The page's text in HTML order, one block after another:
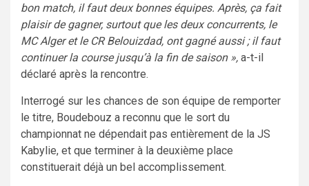
bon match, il faut deux bonnes équipes. Après, ça fait
plaisir de gagner, surtout que les deux concurrents, le
MC Alger et le CR Belouizdad, ont gagné aussi ; il faut
continuer la course jusqu’à la fin de saison », a-t-il
déclaré après la rencontre.
Interrogé sur les chances de son équipe de remporter
le titre, Boudebouz a reconnu que le sort du
championnat ne dépendait pas entièrement de la JS
Kabylie, et que terminer à la deuxième place
constituerait déjà un bel accomplissement.